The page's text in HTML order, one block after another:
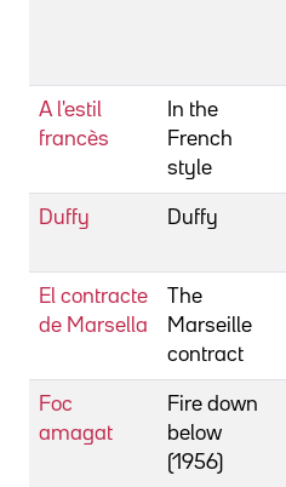
A l'estil
francès
In the
French
style
Duffy Duffy
El contracte
de Marsella
The
Marseille
contract
Foc
amagat
Fire down
below
(1956)